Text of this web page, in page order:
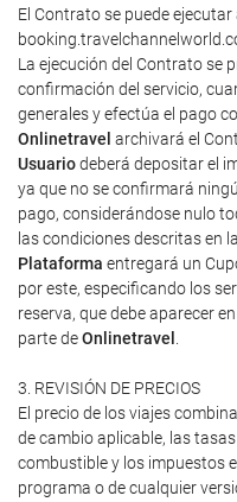
El Contrato se puede
La ejecución del Contrato se
confirmación del servicio,
generales y efectúa el pago
Onlinetravel archivará el
Usuariodeberá depositar el
ya que no se confirmará
pago, considerándose nulo
las condiciones descritas en
Plataforma entregará un
por este, especificando los
reserva, que debe aparecer
parte deOnlinetravel
3. REVISIÓN DE PRECIOS
El precio de los viajes
de cambio aplicable, las
combustible y los impuestos
programa o de cualquier